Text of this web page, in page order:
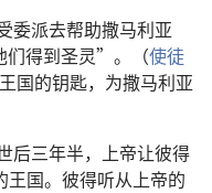
委派去帮助撒马利亚
们得到圣灵”。（使徒
国的钥匙，为撒马利亚
后三年半，上帝让彼得
国。彼得听从上帝的